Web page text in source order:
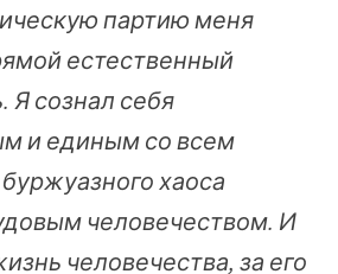
партию меня
естественный
Я сознал себя
и единым со всем
хаоса
человечеством. И
человечества, за его